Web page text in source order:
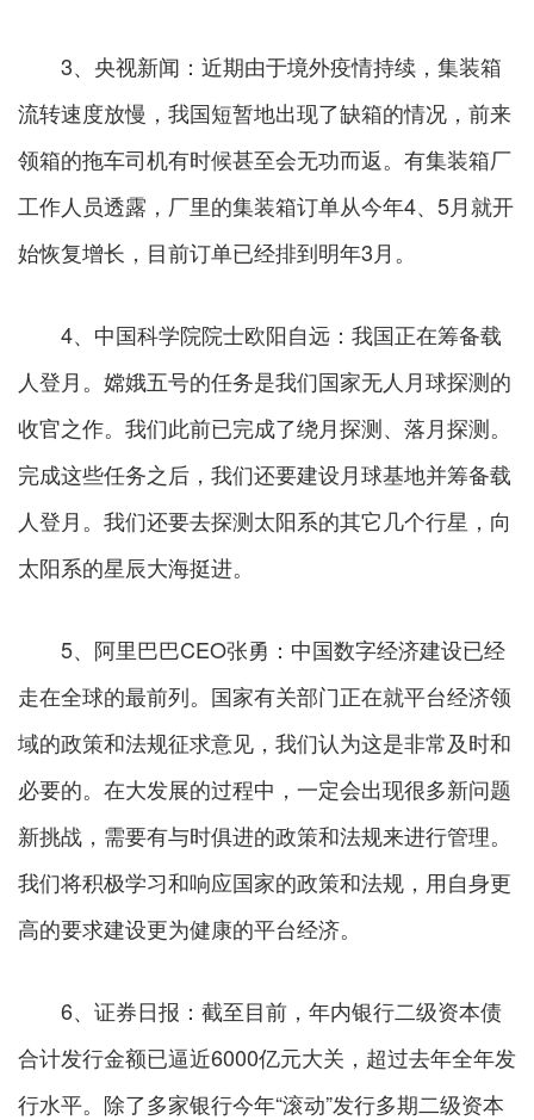
3、央视新闻：近期由于境外疫情持续，集装箱
流转速度放慢，我国短暂地出现了缺箱的情况，前来
领箱的拖车司机有时候甚至会无功而返。有集装箱厂
工作人员透露，厂里的集装箱订单从今年4、5月就开
始恢复增长，目前订单已经排到明年3月。
4、中国科学院院士欧阳自远：我国正在筹备载
人登月。嫦娥五号的任务是我们国家无人月球探测的
收官之作。我们此前已完成了绕月探测、落月探测。
完成这些任务之后，我们还要建设月球基地并筹备载
人登月。我们还要去探测太阳系的其它几个行星，向
太阳系的星辰大海挺进。
5、阿里巴巴CEO张勇：中国数字经济建设已经
走在全球的最前列。国家有关部门正在就平台经济领
域的政策和法规征求意见，我们认为这是非常及时和
必要的。在大发展的过程中，一定会出现很多新问题
新挑战，需要有与时俱进的政策和法规来进行管理。
我们将积极学习和响应国家的政策和法规，用自身更
高的要求建设更为健康的平台经济。
6、证券日报：截至目前，年内银行二级资本债
合计发行金额已逼近6000亿元大关，超过去年全年发
行水平。除了多家银行今年“滚动”发行多期二级资本